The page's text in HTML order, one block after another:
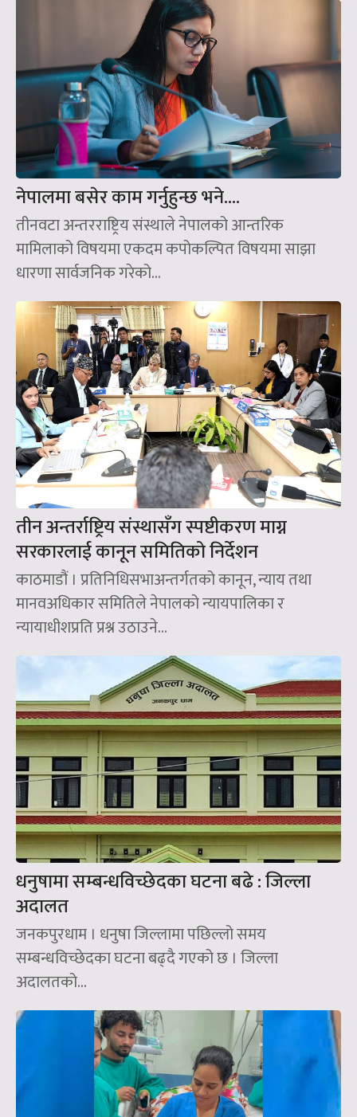
नेपालमा बसेर काम गर्नुहुन्छ भने….
तीनवटा अन्तरराष्ट्रिय संस्थाले नेपालको आन्तरिक
मामिलाको विषयमा एकदम कपोकल्पित विषयमा साझा
धारणा सार्वजनिक गरेको...
तीन अन्तर्राष्ट्रिय संस्थासँग स्पष्टीकरण माग्न
सरकारलाई कानून समितिको निर्देशन
काठमाडौं । प्रतिनिधिसभाअन्तर्गतको कानून, न्याय तथा
मानवअधिकार समितिले नेपालको न्यायपालिका र
न्यायाधीशप्रति प्रश्न उठाउने...
धनुषामा सम्बन्धविच्छेदका घटना बढे : जिल्ला
अदालत
जनकपुरधाम । धनुषा जिल्लामा पछिल्लो समय
सम्बन्धविच्छेदका घटना बढ्दै गएको छ । जिल्ला
अदालतको...